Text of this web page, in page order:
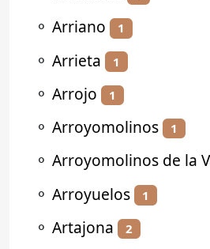
⚬ Arriano 1
⚬ Arrieta 1
⚬ Arrojo 1
⚬ Arroyomolinos 1
⚬ Arroyomolinos de la
⚬ Arroyuelos 1
⚬ Artajona 2